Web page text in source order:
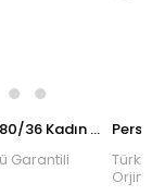
Vogue VO4198S 280/36 Kadın Güneş Gözlüğü
Türkiye
Orjinal Ürün